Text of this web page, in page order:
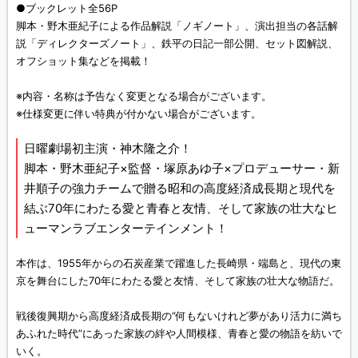
●ブックレット全56P
脚本・野木亜紀子による作品解説「ノギノート」、演出担当の各話解
説「ディレクターズノート」、鉄平の日記一部公開、セット図解説、
オフショット集などを掲載！
※内容・名称は予告なく変更となる場合がございます。
※仕様変更に伴い特典が付かない場合がございます。
日曜劇場初主演・神木隆之介！
脚本・野木亜紀子×監督・塚原あゆ子×プロデューサー・新
井順子の強力チームで贈る昭和の高度経済成長期と現代を
結ぶ70年にわたる愛と青春と友情、そして家族の壮大なヒ
ューマンラブエンターテインメント！
本作は、1955年からの石炭産業で躍進した長崎県・端島と、現代の東
京を舞台にした70年にわたる愛と友情、そして家族の壮大な物語だ。
戦後復興期から高度経済成長期の“何もないけれど夢があり活力に満ち
あふれた時代”にあった家族の絆や人間模様、青春と愛の物語を紡いで
いく。